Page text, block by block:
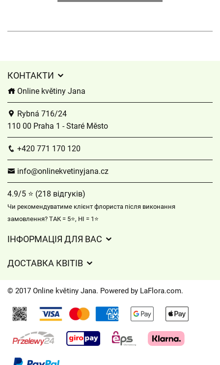
КОНТАКТИ
Online květiny Jana
Rybná 716/24
110 00 Praha 1 - Staré Město
+420 771 170 120
info@onlinekvetinyjana.cz
4.9/5 ⭐ (218 відгуків)
Чи рекомендуватиме клієнт флориста після виконання
замовлення? ТАК = 5⭐, НІ = 1⭐
ІНФОРМАЦІЯ ДЛЯ ВАС
ДОСТАВКА КВІТІВ
Файли cookie
Контакти
© 2017 Online květiny Jana. Powered by LaFlora.com.